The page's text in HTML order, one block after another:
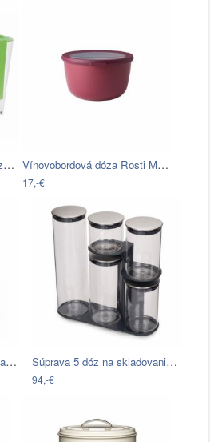
Bielo-zelený úložný box na zemiaky… Vínovobordová dóza Rosti Mepal Circula,…
17,-€
Krémovobiela dóza na čaj Sabichi Tea,… Súprava 5 dóz na skladovanie potravín…
94,-€